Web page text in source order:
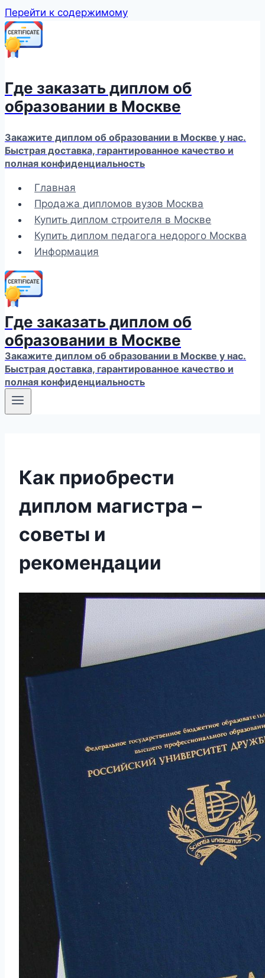
Перейти к содержимому
Где заказать диплом об
образовании в Москве
Закажите диплом об образовании в Москве у нас.
Быстрая доставка, гарантированное качество и
полная конфиденциальность
Главная
Продажа дипломов вузов Москва
Купить диплом строителя в Москве
Купить диплом педагога недорого Москва
Информация
Где заказать диплом об
образовании в Москве
Закажите диплом об образовании в Москве у нас.
Быстрая доставка, гарантированное качество и
полная конфиденциальность
Как приобрести
диплом магистра –
советы и
рекомендации